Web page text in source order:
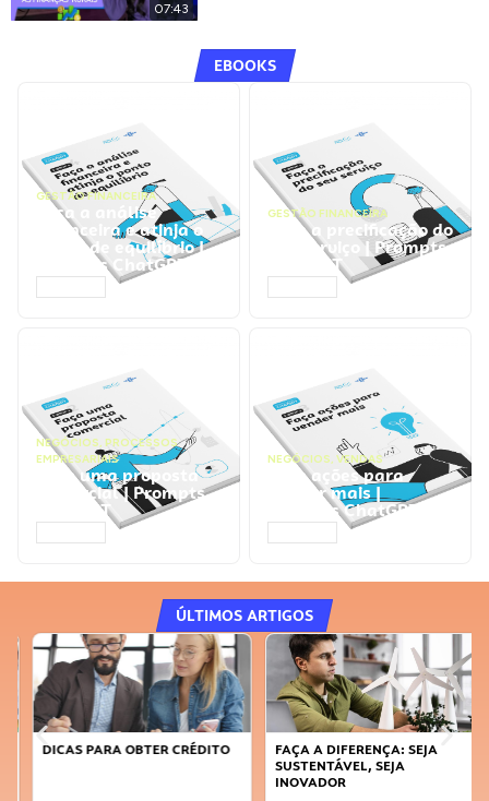
07:43
EBOOKS
GESTÃO FINANCEIRA
Faça a análise
financeira e atinja o
ponto de equilíbrio |
Prompts ChatGPT
GESTÃO FINANCEIRA
Faça a precificação do
seu serviço | Prompts
ChatGPT
NEGÓCIOS, PROCESSOS
EMPRESARIAIS
Faça uma proposta
comercial | Prompts
ChatGPT
NEGÓCIOS, VENDAS
Faça ações para
vender mais |
Prompts ChatGPT
ÚLTIMOS ARTIGOS
DICAS PARA OBTER CRÉDITO
FAÇA A DIFERENÇA: SEJA
SUSTENTÁVEL, SEJA
INOVADOR